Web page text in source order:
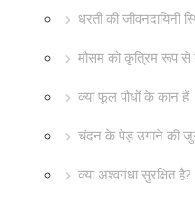
धरती की जीवनदायिनी
मौसम को कृत्रिम रूप
क्या फूल पौधों के कान हैं
चंदन के पेड़ उगाने की
क्या अश्वगंधा सुरक्षित है?